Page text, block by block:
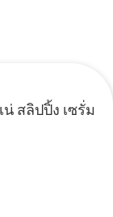
สลิปปิ้ง เซรั่ม